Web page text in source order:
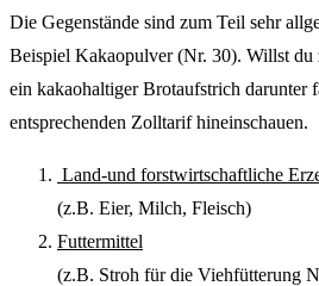
Die Gegenstände sind zum Teil sehr
Beispiel Kakaopulver (Nr. 30). Willst du
ein kakaohaltiger Brotaufstrich darunter
entsprechenden Zolltarif hineinschauen.
Land-und forstwirtschaftliche
(z.B. Eier, Milch, Fleisch)
Futtermittel
(z.B. Stroh für die Viehfütterung